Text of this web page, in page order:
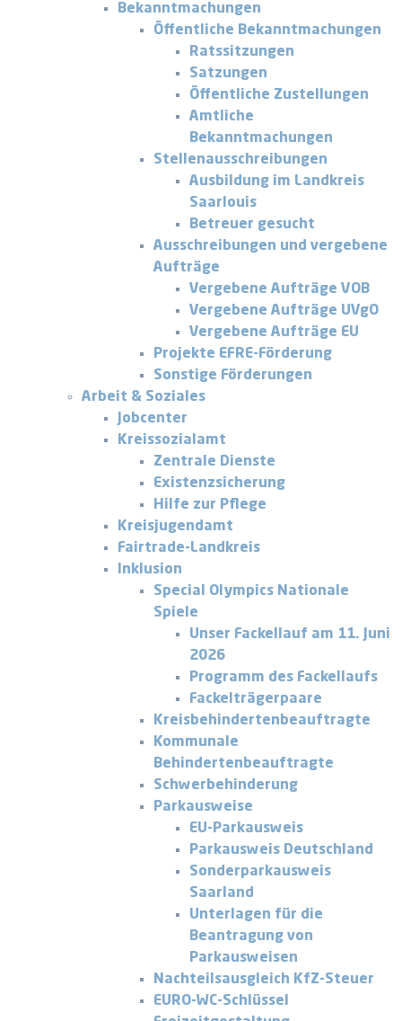
Bekanntmachungen
Öffentliche Bekanntmachungen
Ratssitzungen
Satzungen
Öffentliche Zustellungen
Amtliche
Bekanntmachungen
Stellenausschreibungen
Ausbildung im Landkreis
Saarlouis
Betreuer gesucht
Ausschreibungen und vergebene
Aufträge
Vergebene Aufträge VOB
Vergebene Aufträge UVgO
Vergebene Aufträge EU
Projekte EFRE-Förderung
Sonstige Förderungen
Arbeit & Soziales
Jobcenter
Kreissozialamt
Zentrale Dienste
Existenzsicherung
Hilfe zur Pflege
Kreisjugendamt
Fairtrade-Landkreis
Inklusion
Special Olympics Nationale
Spiele
Unser Fackellauf am 11. Juni
2026
Programm des Fackellaufs
Fackelträgerpaare
Kreisbehindertenbeauftragte
Kommunale
Behindertenbeauftragte
Schwerbehinderung
Parkausweise
EU-Parkausweis
Parkausweis Deutschland
Sonderparkausweis
Saarland
Unterlagen für die
Beantragung von
Parkausweisen
Nachteilsausgleich KfZ-Steuer
EURO-WC-Schlüssel